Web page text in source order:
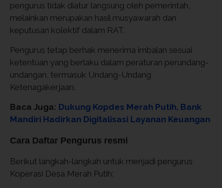
pengurus tidak diatur langsung oleh pemerintah,
melainkan merupakan hasil musyawarah dan
keputusan kolektif dalam RAT.
Pengurus tetap berhak menerima imbalan sesuai
ketentuan yang berlaku dalam peraturan perundang-
undangan, termasuk Undang-Undang
Ketenagakerjaan.
Baca Juga: Dukung Kopdes Merah Putih, Bank
Mandiri Hadirkan Digitalisasi Layanan Keuangan
Cara Daftar Pengurus resmi
Berikut langkah-langkah untuk menjadi pengurus
Koperasi Desa Merah Putih: